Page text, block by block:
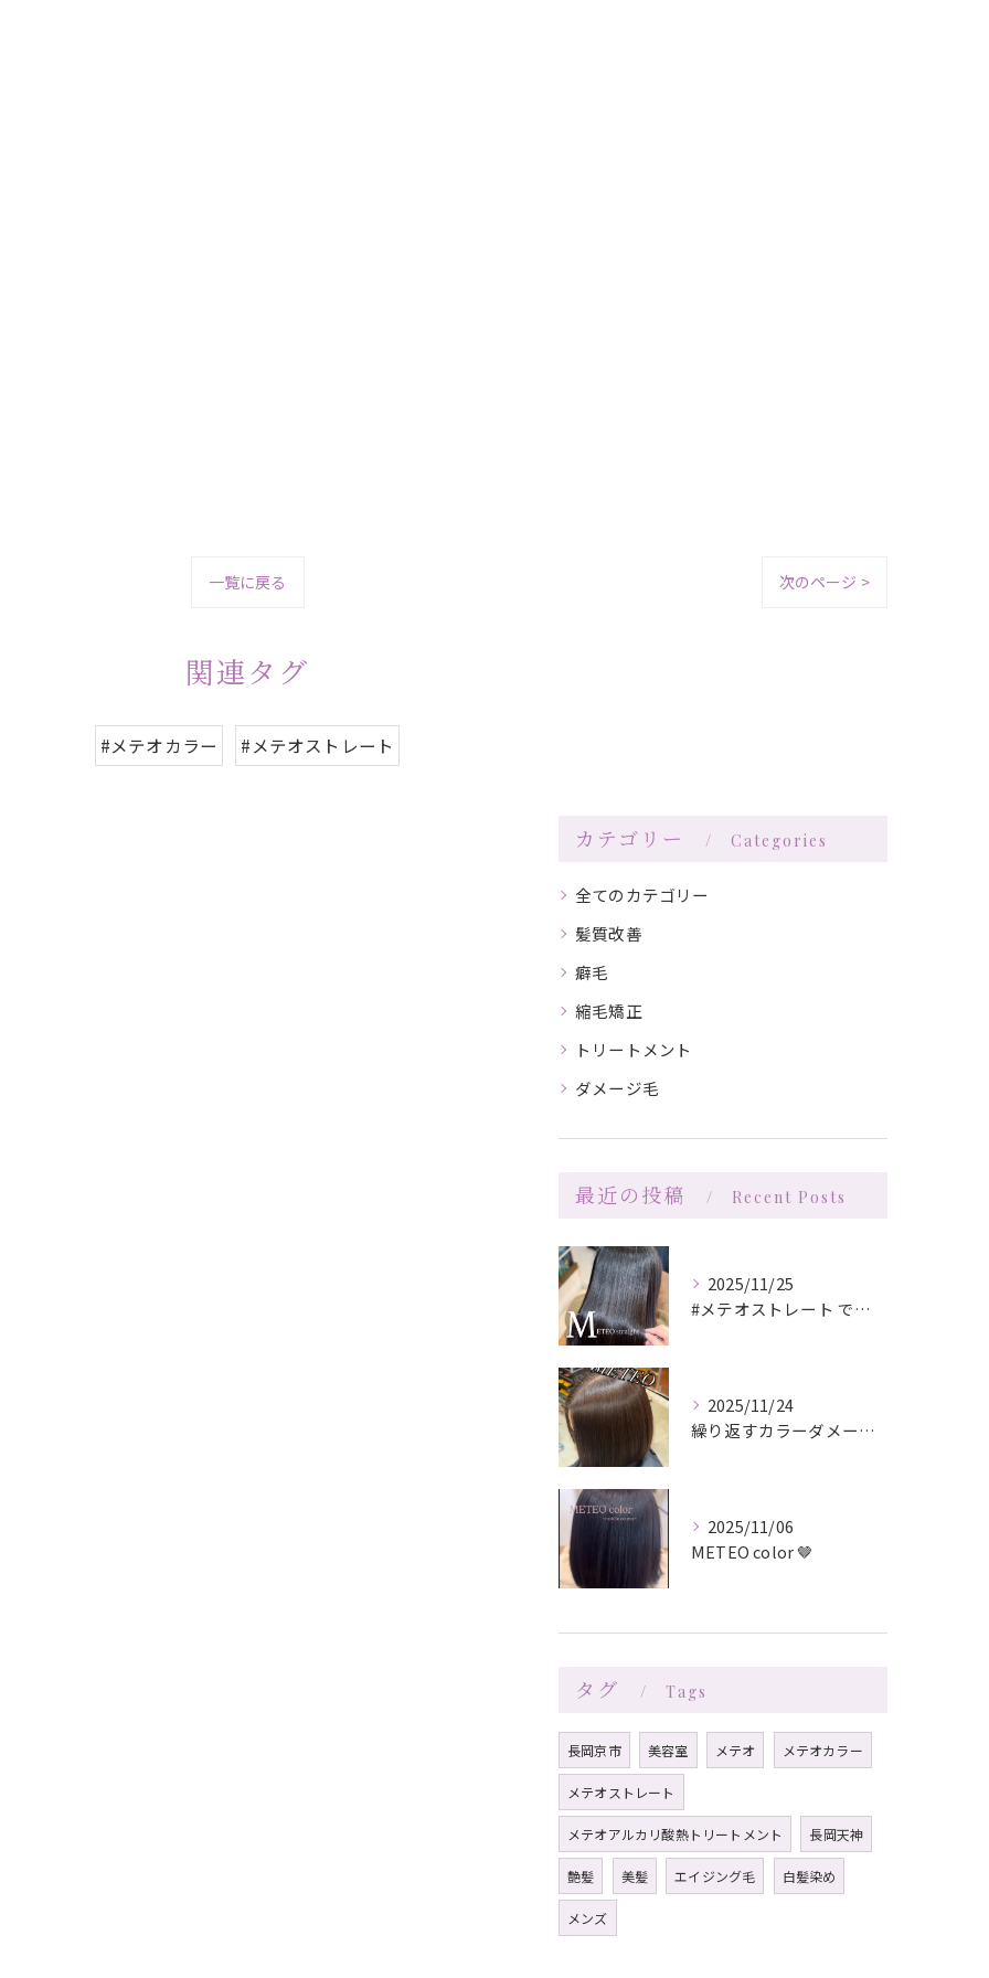
一覧に戻る 次のページ >
関連タグ
#メテオカラー #メテオストレート
カテゴリー Categories
全てのカテゴリー
髪質改善
癖毛
縮毛矯正
トリートメント
ダメージ毛
最近の投稿 Recent Posts
2025/11/25
#メテオストレート でさらツヤ🪞
2025/11/24
繰り返すカラーダメージを減らしツヤツヤサラサラな髪へ
2025/11/06
METEO color 🤎
タグ Tags
長岡京市 美容室 メテオ メテオカラー
メテオストレート
メテオアルカリ酸熱トリートメント 長岡天神
艶髪 美髪 エイジング毛 白髪染め
メンズ